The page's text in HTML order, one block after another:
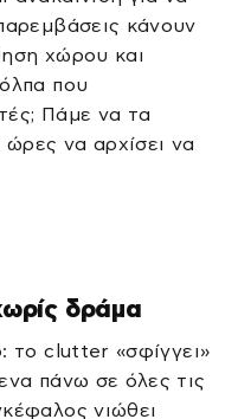
κάνουν
χώρου και
που
Πάμε να τα
να αρχίσει να
δράμα
το clutter «σφίγγει»
πάνω σε όλες τις
νιώθει